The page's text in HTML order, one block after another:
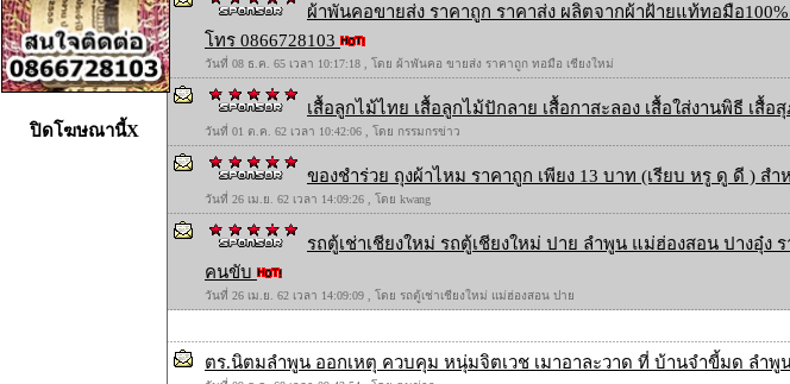
ผ้าพันคอขายส่ง ราคาถูก ราคาส่ง ผลิตจากผ้าฝ้ายแท้ทอมือ
โทร 0866728103
วันที่ 08 ธ.ค. 65 เวลา 10:17:18 , โดย ผ้าพันคอ ขายส่ง ราคาถูก ทอมือ เชียงใหม่
เสื้อลูกไม้ไทย เสื้อลูกไม้ปักลาย เสื้อกาสะลอง เสื้อใส่งานพิธี เสื้
วันที่ 01 ต.ค. 62 เวลา 10:42:06 , โดย กรรมกรข่าว
ของชำร่วย ถุงผ้าไหม ราคาถูก เพียง 13 บาท (เรียบ หรู ดู ดี ) ส
วันที่ 26 เม.ย. 62 เวลา 14:09:26 , โดย kwang
รถตู้เช่าเชียงใหม่ รถตู้เชียงใหม่ ปาย ลำพูน แม่ฮ่องสอน ปางอุ๋ง
คนขับ
วันที่ 26 เม.ย. 62 เวลา 14:09:09 , โดย รถตู้เช่าเชียงใหม่ แม่ฮ่องสอน ปาย
ตร.นิตมลำพูน ออกเหตุ ควบคุม หนุ่มจิตเวช เมาอาละวาด ที่ บ้านจำขี้มด ลำพู
ปิดโฆษณานี้X